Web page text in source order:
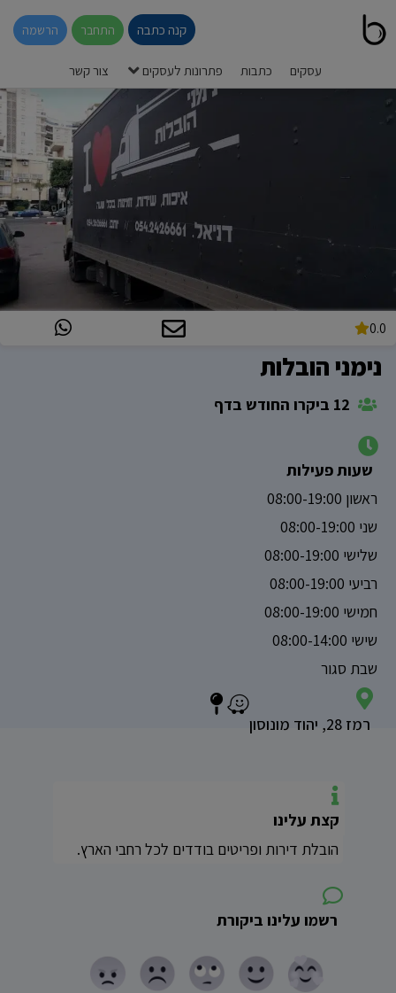
קנה כתבה התחבר הרשמה
עסקים כתבות פתרונות לעסקים צור קשר
0.0
נימני הובלות
שעות פעילות
ראשון 08:00-19:00
שני 08:00-19:00
שלישי 08:00-19:00
רביעי 08:00-19:00
חמישי 08:00-19:00
שישי 08:00-14:00
שבת סגור
רמז 28, יהוד מונוסון
קצת עלינו
הובלת דירות ופריטים בודדים לכל רחבי הארץ.
רשמו עלינו ביקורת